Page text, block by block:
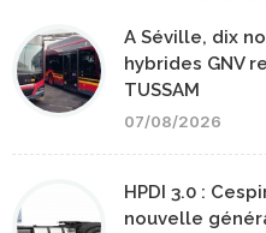
A Séville, dix
hybrides GNV
TUSSAM
07/08/2026
HPDI 3.0 :
nouvelle